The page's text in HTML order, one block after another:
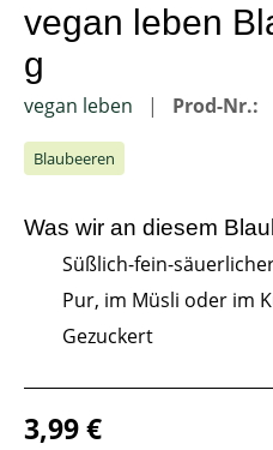
vegan leben
g
vegan leben Prod-Nr.:
Blaubeeren
Was wir an diesem
Süßlich-fein-
Pur, im Müsli oder im
Gezuckert
Regulärer Preis:
3,99 €